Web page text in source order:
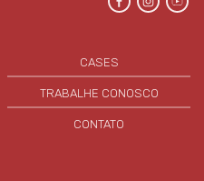
CASES
TRABALHE CONOSCO
CONTATO